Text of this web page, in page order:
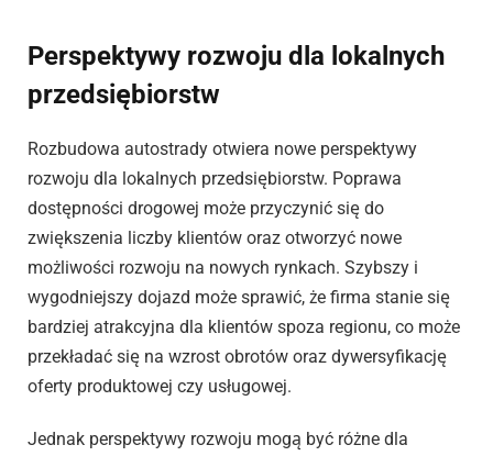
Perspektywy rozwoju dla lokalnych
przedsiębiorstw
Rozbudowa autostrady otwiera nowe perspektywy
rozwoju dla lokalnych przedsiębiorstw. Poprawa
dostępności drogowej może przyczynić się do
zwiększenia liczby klientów oraz otworzyć nowe
możliwości rozwoju na nowych rynkach. Szybszy i
wygodniejszy dojazd może sprawić, że firma stanie się
bardziej atrakcyjna dla klientów spoza regionu, co może
przekładać się na wzrost obrotów oraz dywersyfikację
oferty produktowej czy usługowej.
Jednak perspektywy rozwoju mogą być różne dla